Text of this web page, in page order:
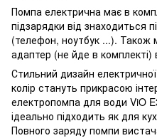
Помпа електрична має в
підзарядки від знаходиться
(телефон, ноутбук ...). Також
адаптер (не йде в комплекті)
Стильний дизайн
колір стануть прикрасою
електропомпа для води ViO
ідеально підходить як для
Повного заряду помпи